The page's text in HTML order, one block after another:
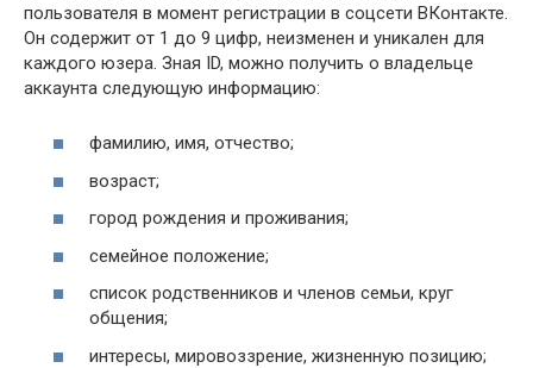
пользователя в момент регистрации в соцсети ВКонтакте.
Он содержит от 1 до 9 цифр, неизменен и уникален для
каждого юзера. Зная ID, можно получить о владельце
аккаунта следующую информацию:
фамилию, имя, отчество;
возраст;
город рождения и проживания;
семейное положение;
список родственников и членов семьи, круг
общения;
интересы, мировоззрение, жизненную позицию;